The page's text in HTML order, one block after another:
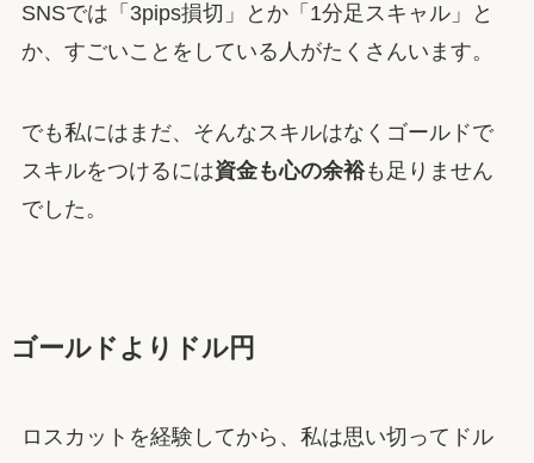
SNSでは「3pips損切」とか「1分足スキャル」と
か、すごいことをしている人がたくさんいます。
でも私にはまだ、そんなスキルはなくゴールドで
スキルをつけるには資金も心の余裕も足りません
でした。
ゴールドよりドル円
ロスカットを経験してから、私は思い切ってドル